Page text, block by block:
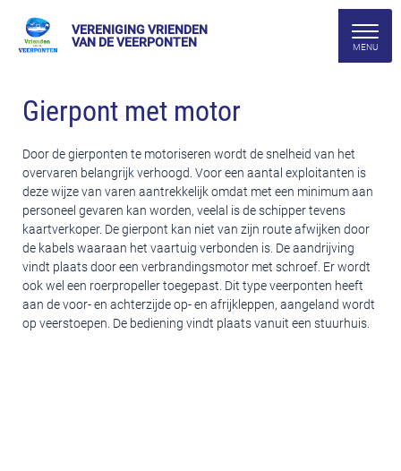
VERENIGING VRIENDEN
VAN DE VEERPONTEN
Gierpont met motor
Door de gierponten te motoriseren wordt de snelheid van het
overvaren belangrijk verhoogd. Voor een aantal exploitanten is
deze wijze van varen aantrekkelijk omdat met een minimum aan
personeel gevaren kan worden, veelal is de schipper tevens
kaartverkoper. De gierpont kan niet van zijn route afwijken door
de kabels waaraan het vaartuig verbonden is. De aandrijving
vindt plaats door een verbrandingsmotor met schroef. Er wordt
ook wel een roerpropeller toegepast. Dit type veerponten heeft
aan de voor- en achterzijde op- en afrijkleppen, aangeland wordt
op veerstoepen. De bediening vindt plaats vanuit een stuurhuis.